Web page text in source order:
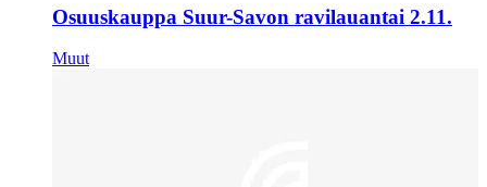
Osuuskauppa Suur-Savon ravilauantai 2.11.
Muut